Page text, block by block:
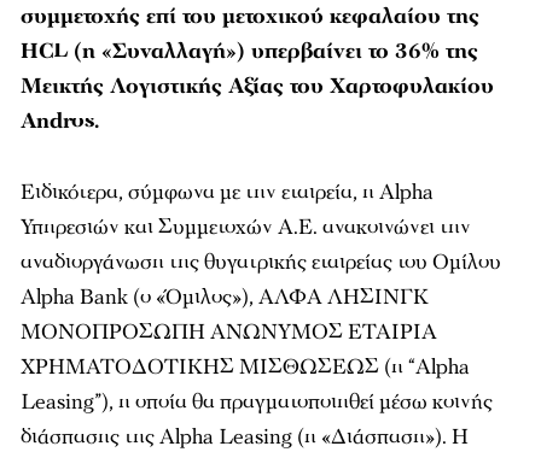
συμμετοχής επί του μετοχικού κεφαλαίου της
HCL (η «Συναλλαγή») υπερβαίνει το 36% της
Μεικτής Λογιστικής Αξίας του Χαρτοφυλακίου
Andros.
Ειδικότερα, σύμφωνα με την εταιρεία, η Alpha
Υπηρεσιών και Συμμετοχών Α.Ε. ανακοινώνει την
αναδιοργάνωση της θυγατρικής εταιρείας του Ομίλου
Alpha Bank (ο «Όμιλος»), ΑΛΦΑ ΛΗΣΙΝΓΚ
ΜΟΝΟΠΡΟΣΩΠΗ ΑΝΩΝΥΜΟΣ ΕΤΑΙΡΙΑ
ΧΡΗΜΑΤΟΔΟΤΙΚΗΣ ΜΙΣΘΩΣΕΩΣ (η “Alpha
Leasing”), η οποία θα πραγματοποιηθεί μέσω κοινής
διάσπασης της Alpha Leasing (η «Διάσπαση»). Η